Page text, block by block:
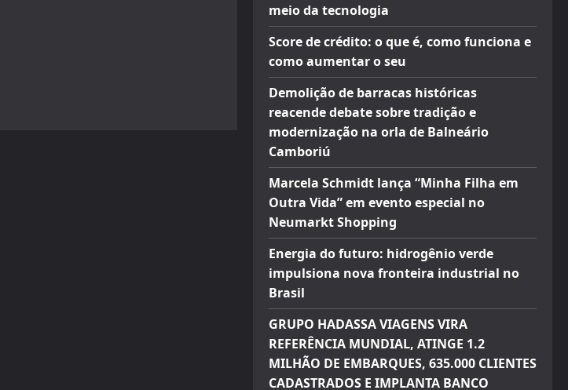
meio da tecnologia
Score de crédito: o que é, como funciona e
como aumentar o seu
Demolição de barracas históricas
reacende debate sobre tradição e
modernização na orla de Balneário
Camboriú
Marcela Schmidt lança “Minha Filha em
Outra Vida” em evento especial no
Neumarkt Shopping
Energia do futuro: hidrogênio verde
impulsiona nova fronteira industrial no
Brasil
GRUPO HADASSA VIAGENS VIRA
REFERÊNCIA MUNDIAL, ATINGE 1.2
MILHÃO DE EMBARQUES, 635.000 CLIENTES
CADASTRADOS E IMPLANTA BANCO